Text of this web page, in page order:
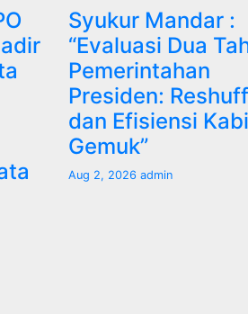
Syukur Mandar :
“Evaluasi Dua
Pemerintahan
Presiden:
dan Efisiensi
Gemuk”
Aug 2, 2026 admin